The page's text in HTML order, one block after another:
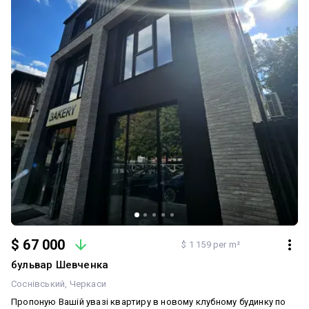
$ 67 000 $ 1 159 per m²
бульвар Шевченка
Соснівський Черкаси
Пропоную Вашій увазі квартиру в новому клубному будинку по